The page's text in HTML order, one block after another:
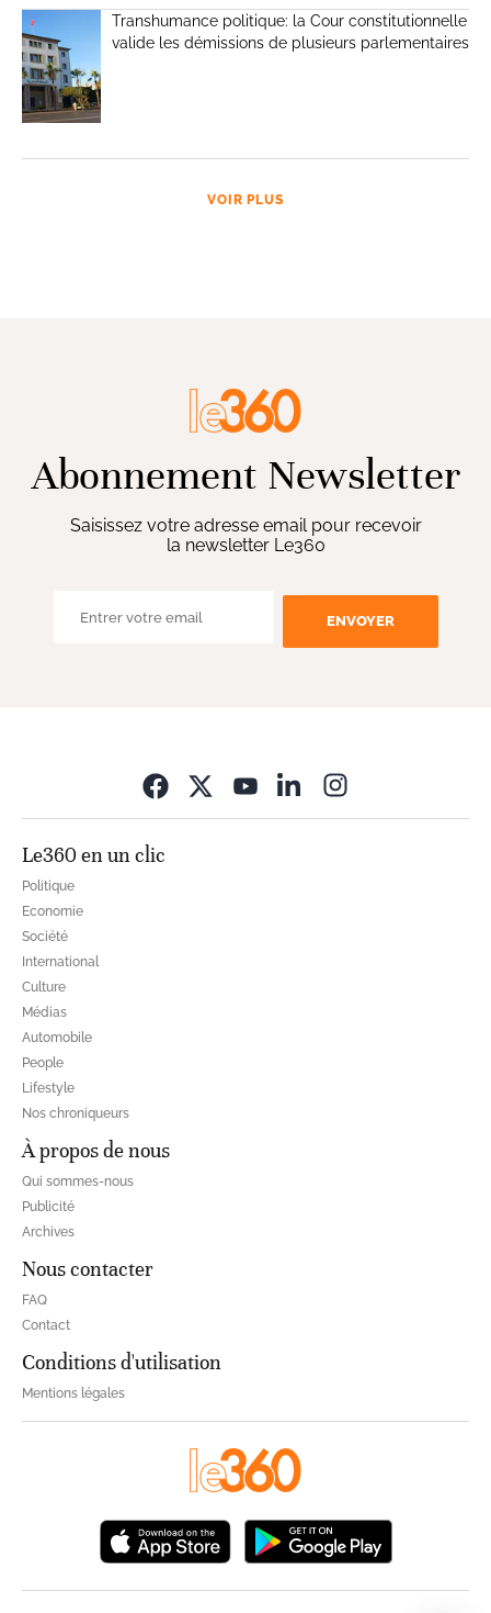
Transhumance politique: la Cour constitutionnelle
valide les démissions de plusieurs parlementaires
VOIR PLUS
Abonnement Newsletter
Saisissez votre adresse email pour recevoir
la newsletter Le360
ENVOYER
Le360 en un clic
Politique
Economie
Société
International
Culture
Médias
Automobile
People
Lifestyle
Nos chroniqueurs
À propos de nous
Qui sommes-nous
Publicité
Archives
Nous contacter
FAQ
Contact
Conditions d'utilisation
Mentions légales